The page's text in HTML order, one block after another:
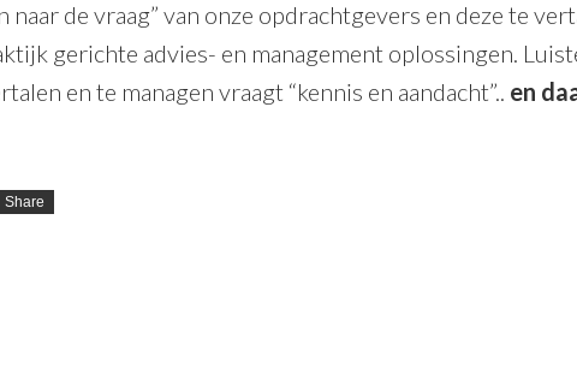
naar de vraag” van onze opdrachtgevers en deze te
gerichte advies- en management oplossingen.
en te managen vraagt “kennis en aandacht”.. en
Share